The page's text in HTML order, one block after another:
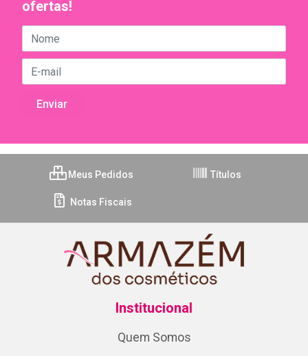
ofertas!
Meus Pedidos Títulos
Notas Fiscais
Institucional
Quem Somos